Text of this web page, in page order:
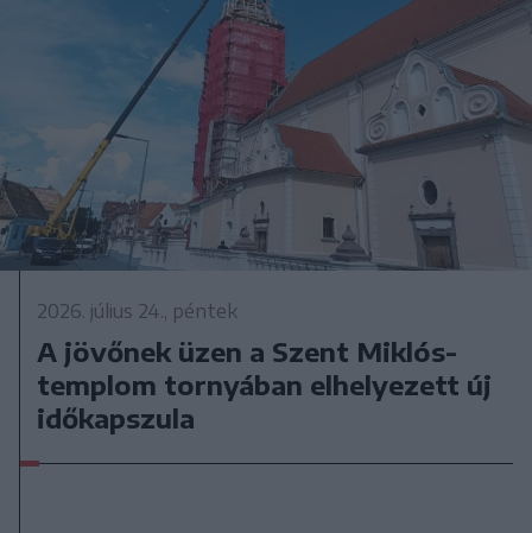
2026. július 24., péntek
A jövőnek üzen a Szent Miklós-
templom tornyában elhelyezett új
időkapszula